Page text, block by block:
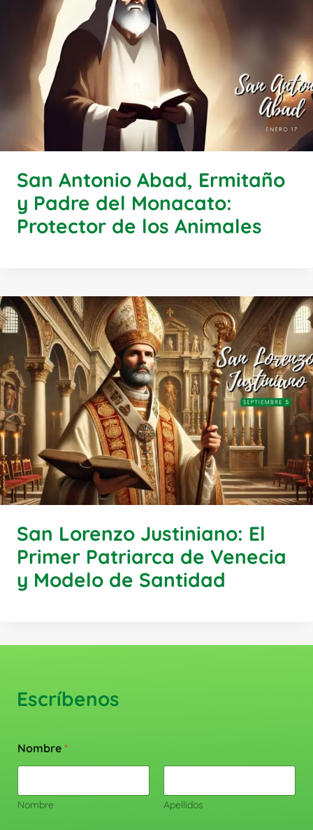
San Antonio Abad, Ermitaño
y Padre del Monacato:
Protector de los Animales
San Lorenzo Justiniano: El
Primer Patriarca de Venecia
y Modelo de Santidad
Escríbenos
Nombre *
Nombre Apellidos